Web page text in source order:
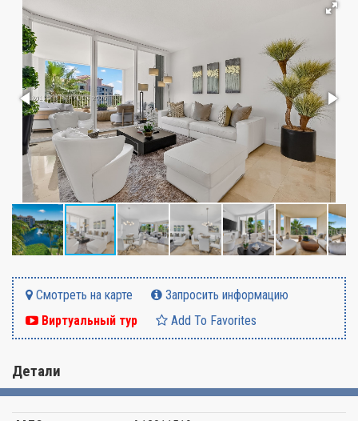
Смотреть на карте
Запросить информацию
Виртуальный тур
Add To Favorites
Детали